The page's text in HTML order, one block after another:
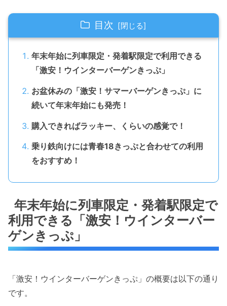
目次
年末年始に列車限定・発着駅限定で利用できる
「激安！ウインターバーゲンきっぷ」
お盆休みの「激安！サマーバーゲンきっぷ」に
続いて年末年始にも発売！
購入できればラッキー、くらいの感覚で！
乗り鉄向けには青春18きっぷと合わせての利用
をおすすめ！
年末年始に列車限定・発着駅限定で
利用できる「激安！ウインターバー
ゲンきっぷ」
「激安！ウインターバーゲンきっぷ」の概要は以下の通り
です。